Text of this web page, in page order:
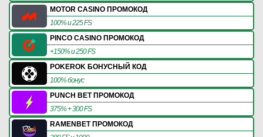
MOTOR CASINO ПРОМОКОД
100% и 225 FS
PINCO CASINO ПРОМОКОД
+150% и 250 FS
POKEROK БОНУСНЫЙ КОД
100% бонус
PUNCH BET ПРОМОКОД
375% + 300 FS
RAMENBET ПРОМОКОД